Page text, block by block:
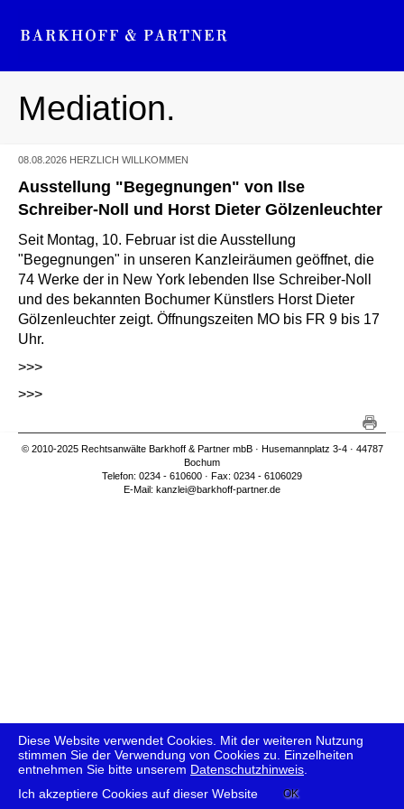
Mediation.
Rechtsberatung.
08.08.2026 HERZLICH WILLKOMMEN
Ausstellung "Begegnungen" von Ilse
Schreiber-Noll und Horst Dieter Gölzenleuchter
Seit Montag, 10. Februar ist die Ausstellung
"Begegnungen" in unseren Kanzleiräumen geöffnet, die
74 Werke der in New York lebenden Ilse Schreiber-Noll
und des bekannten Bochumer Künstlers Horst Dieter
Gölzenleuchter zeigt. Öffnungszeiten MO bis FR 9 bis 17
Uhr.
>>>
>>>
© 2010-2025 Rechtsanwälte Barkhoff & Partner mbB · Husemannplatz 3-4 · 44787
Bochum
Telefon: 0234 - 610600 · Fax: 0234 - 6106029
E-Mail: kanzlei@barkhoff-partner.de
IMPRESSUM|DATENSCHUTZERKLÄRUNG
Diese Website verwendet Cookies. Mit der weiteren Nutzung
stimmen Sie der Verwendung von Cookies zu. Einzelheiten
entnehmen Sie bitte unserem Datenschutzhinweis
Ich akzeptiere Cookies auf dieser Website
OK